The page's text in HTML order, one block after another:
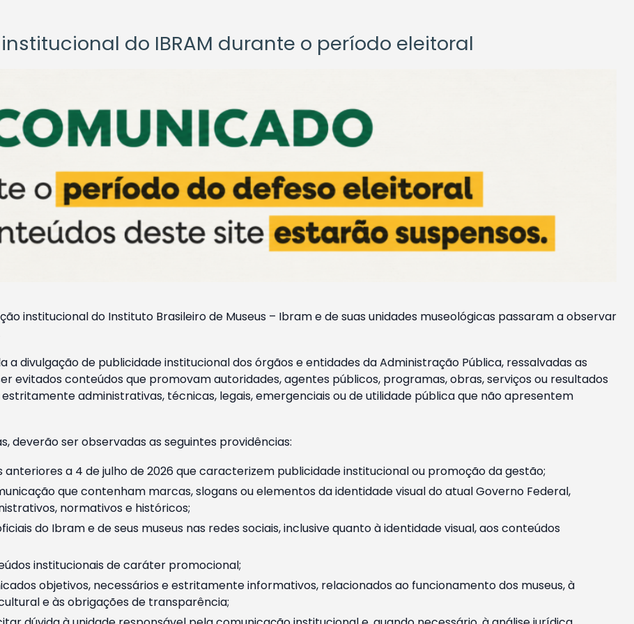
do IBRAM durante o período eleitoral
institucional do Instituto Brasileiro de Museus – Ibram e de suas unidades museológicas passaram a observar
a divulgação de publicidade institucional dos órgãos e entidades da Administração Pública, ressalvadas as
evitados conteúdos que promovam autoridades, agentes públicos, programas, obras, serviços ou resultados
administrativas, técnicas, legais, emergenciais ou de utilidade pública que não apresentem
deverão ser observadas as seguintes providências:
a 4 de julho de 2026 que caracterizem publicidade institucional ou promoção da gestão;
que contenham marcas, slogans ou elementos da identidade visual do atual Governo Federal,
normativos e históricos;
do Ibram e de seus museus nas redes sociais, inclusive quanto à identidade visual, aos conteúdos
institucionais de caráter promocional;
objetivos, necessários e estritamente informativos, relacionados ao funcionamento dos museus, à
e às obrigações de transparência;